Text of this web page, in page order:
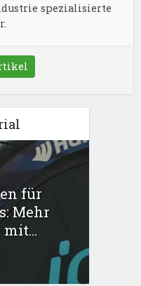
spezialisierte
für
Mehr